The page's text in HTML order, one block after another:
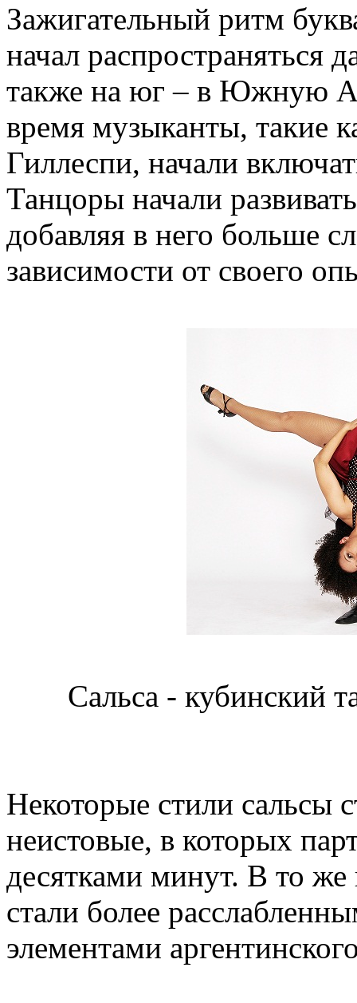
Зажигательный ритм
начал распространяться
также на юг – в Южную
время музыканты, такие
Гиллеспи, начали
Танцоры начали
добавляя в него больше
зависимости от своего
Сальса - кубинский
Некоторые стили сальсы
неистовые, в которых
десятками минут. В то же
стали более
элементами